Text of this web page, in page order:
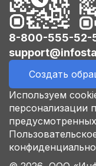
8-800-555-52-
Создать
Используем
персонализации